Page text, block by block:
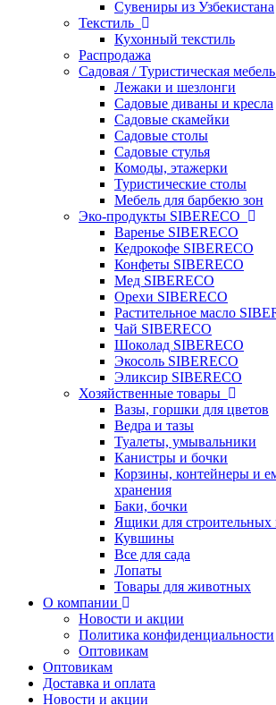
Сувениры из Узбекистана
Текстиль
Кухонный текстиль
Распродажа
Садовая / Туристическая мебель
Лежаки и шезлонги
Садовые диваны и кресла
Садовые скамейки
Садовые столы
Садовые стулья
Комоды, этажерки
Туристические столы
Мебель для барбекю зон
Эко-продукты SIBERECO
Варенье SIBERECO
Кедрокофе SIBERECO
Конфеты SIBERECO
Мед SIBERECO
Орехи SIBERECO
Растительное масло
Чай SIBERECO
Шоколад SIBERECO
Экосоль SIBERECO
Эликсир SIBERECO
Хозяйственные товары
Вазы, горшки для цветов
Ведра и тазы
Туалеты, умывальники
Канистры и бочки
Корзины, контейнеры и
хранения
Баки, бочки
Ящики для строительных
Кувшины
Все для сада
Лопаты
Товары для животных
О компании
Новости и акции
Политика конфиденциальности
Оптовикам
Оптовикам
Доставка и оплата
Новости и акции